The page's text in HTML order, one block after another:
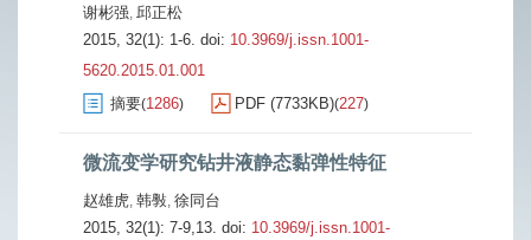
谢彬强, 邱正松
2015, 32(1): 1-6. doi: 10.3969/j.issn.1001-
5620.2015.01.001
摘要(1286) PDF (7733KB)(227)
微流变学研究钻井液静态黏弹性特征
赵雄虎, 韩斅, 徐同台
2015, 32(1): 7-9,13. doi: 10.3969/j.issn.1001-